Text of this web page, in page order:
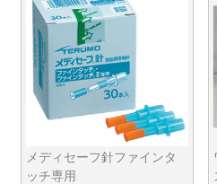
メディセーフ針ファインタ
ッチ専用